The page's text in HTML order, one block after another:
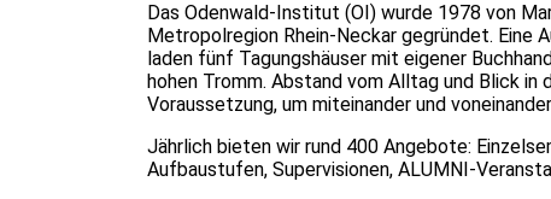
Das Odenwald-Institut (OI) wurde 1978 von
Metropolregion Rhein-Neckar gegründet. Eine
laden fünf Tagungshäuser mit eigener
hohen Tromm. Abstand vom Alltag und Blick
Voraussetzung, um miteinander und
Jährlich bieten wir rund 400 Angebote:
Aufbaustufen, Supervisionen, ALUMNI-